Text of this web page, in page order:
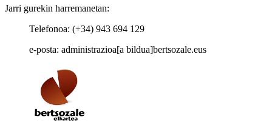
Jarri gurekin harremanetan:
Telefonoa: (+34) 943 694 129
e-posta: administrazioa[a bildua]bertsozale.eus